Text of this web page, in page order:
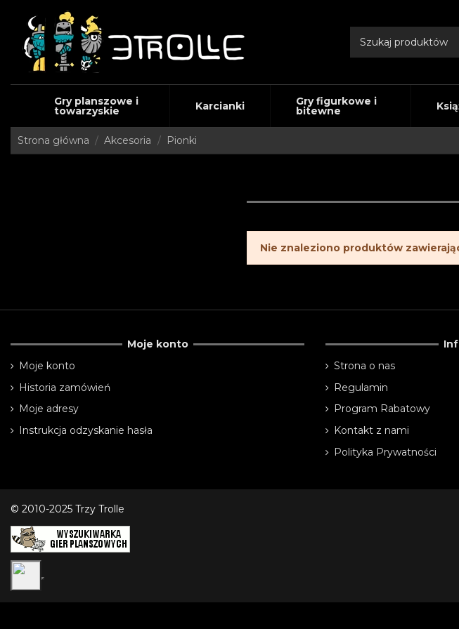
Gry planszowe i
towarzyskie Karcianki Gry figurkowe i
bitewne
Strona główna Akcesoria Pionki
Nie znaleziono produktów
Moje konto
Moje konto
Historia zamówień
Moje adresy
Instrukcja odzyskanie hasła
Strona o nas
Regulamin
Program Rabatowy
Kontakt z nami
Polityka Prywatności
© 2010-2025 Trzy Trolle